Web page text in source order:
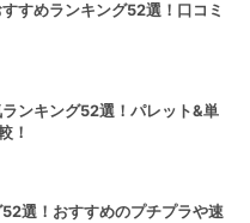
すめランキング52選！口コミ
ンキング52選！パレット&単
！
選！おすすめのプチプラや速